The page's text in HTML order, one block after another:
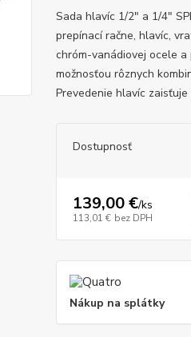
Sada hlavíc 1/2" a 1/4"
prepínací račne, hlavíc,
chróm-vanádiovej ocele
možnosťou rôznych
Prevedenie hlavíc zaisťuje
Dostupnosť
139,00 €/ks
113,01 € bez DPH
Nákup na splátky